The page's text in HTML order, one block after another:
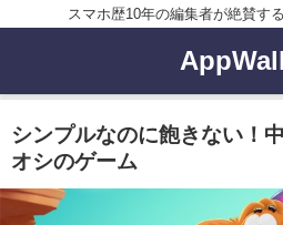
スマホ歴10年の編集者が絶賛す
シンプルなのに飽きない！
オシのゲーム